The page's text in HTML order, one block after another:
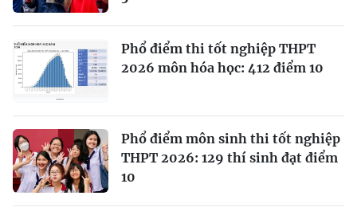
Phổ điểm thi tốt nghiệp THPT
2026 môn hóa học: 412 điểm 10
Phổ điểm môn sinh thi tốt nghiệp
THPT 2026: 129 thí sinh đạt điểm
10